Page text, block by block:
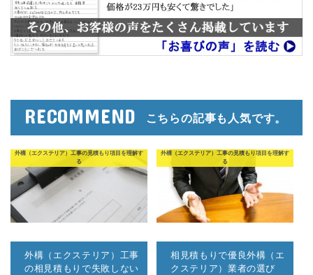
RECOMMEND こちらの記事も人気です。
外構（エクステリア）工事の見積もり項目を理解す
る
外構（エクステリア）工事
の相見積もりで失敗しない
外構（エクステリア）工事の見積もり項目を理解す
る
相見積もりで優良外構（エ
クステリア）業者の選び